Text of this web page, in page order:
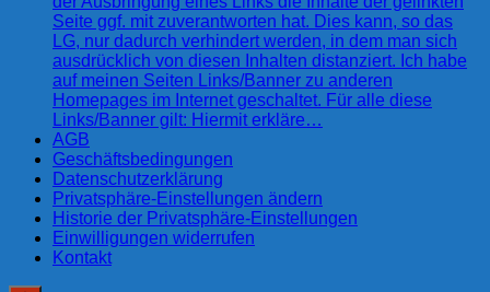
Seite ggf. mit zuverantworten hat. Dies kann, so das
LG, nur dadurch verhindert werden, in dem man sich
ausdrücklich von diesen Inhalten distanziert. Ich habe
auf meinen Seiten Links/Banner zu anderen
Homepages im Internet geschaltet. Für alle diese
Links/Banner gilt: Hiermit erkläre…
AGB
Geschäftsbedingungen
Datenschutzerklärung
Privatsphäre-Einstellungen ändern
Historie der Privatsphäre-Einstellungen
Einwilligungen widerrufen
Kontakt